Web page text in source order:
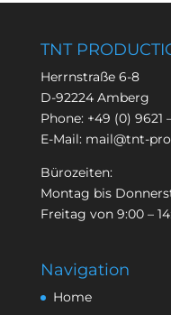
TNT
Herrnstraße 6-8
D-92224 Amberg
Phone: +49 (0) 9621
E-Mail: mail@tnt-
Bürozeiten:
Montag bis
Freitag von 9:00 –
Navigation
Home